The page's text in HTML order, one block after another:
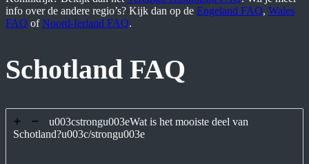
info over de andere regio’s? Kijk dan op de Engeland FAQ, Wales
FAQ ofNoord-Ierland FAQ.
Schotland FAQ
u003cstrongu003eWat is het mooiste deel van
Schotland?u003c/strongu003e